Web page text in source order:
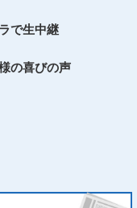
で生中継
の喜びの声